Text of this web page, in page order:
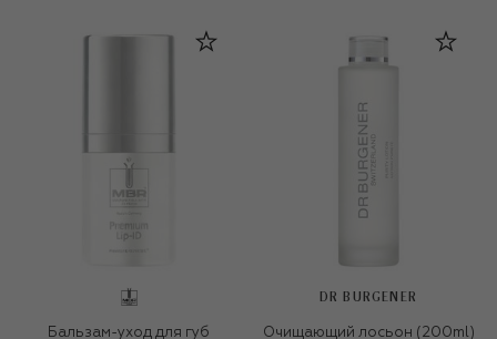
Бальзам-уход для губ
DR BURGENER
Очищающий лосьон (200ml)